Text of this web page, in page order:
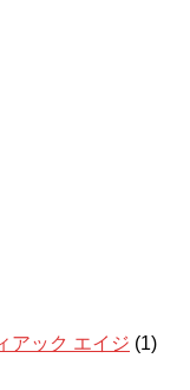
アック エイジ (1)